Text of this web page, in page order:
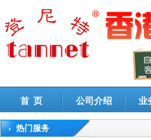
首 页 公司介绍 业
热门服务